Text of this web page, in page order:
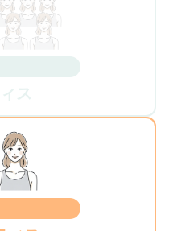
ス